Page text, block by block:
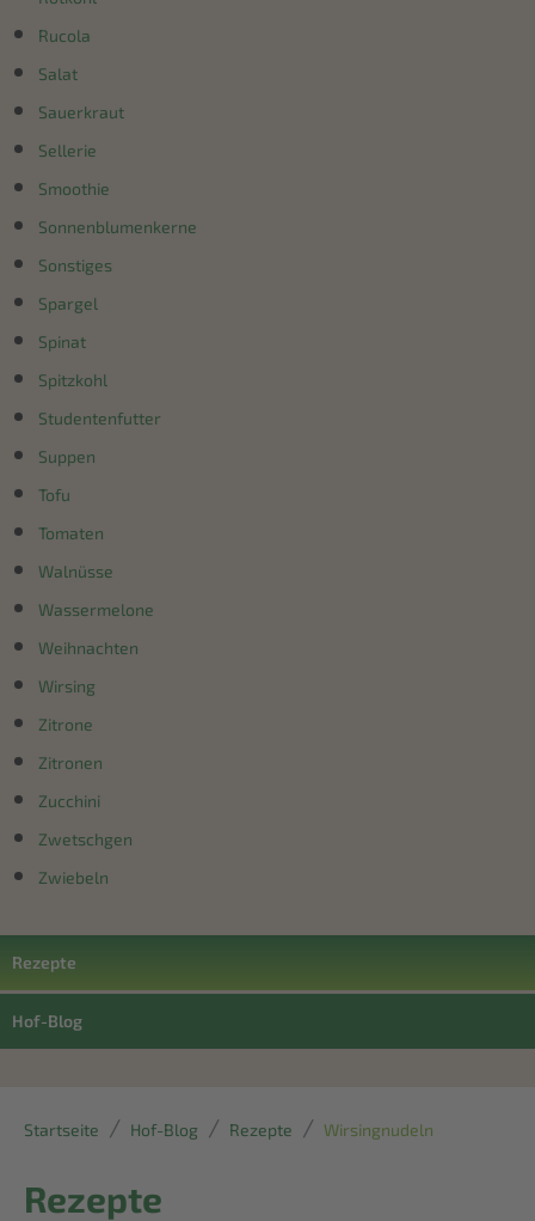
Rucola
Salat
Sauerkraut
Sellerie
Smoothie
Sonnenblumenkerne
Sonstiges
Spargel
Spinat
Spitzkohl
Studentenfutter
Suppen
Tofu
Tomaten
Walnüsse
Wassermelone
Weihnachten
Wirsing
Zitrone
Zitronen
Zucchini
Zwetschgen
Zwiebeln
Rezepte
Hof-Blog
Startseite Hof-Blog Rezepte Wirsingnudeln
Rezepte